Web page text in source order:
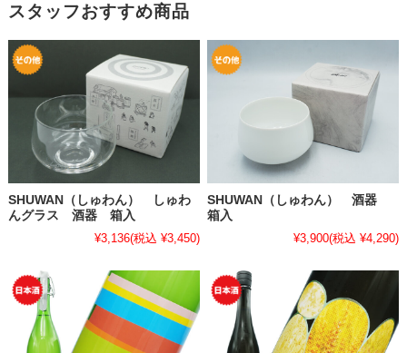
スタッフおすすめ商品
SHUWAN（しゅわん） しゅわ
んグラス 酒器 箱入
¥3,136(税込 ¥3,450)
SHUWAN（しゅわん） 酒器
箱入
¥3,900(税込 ¥4,290)